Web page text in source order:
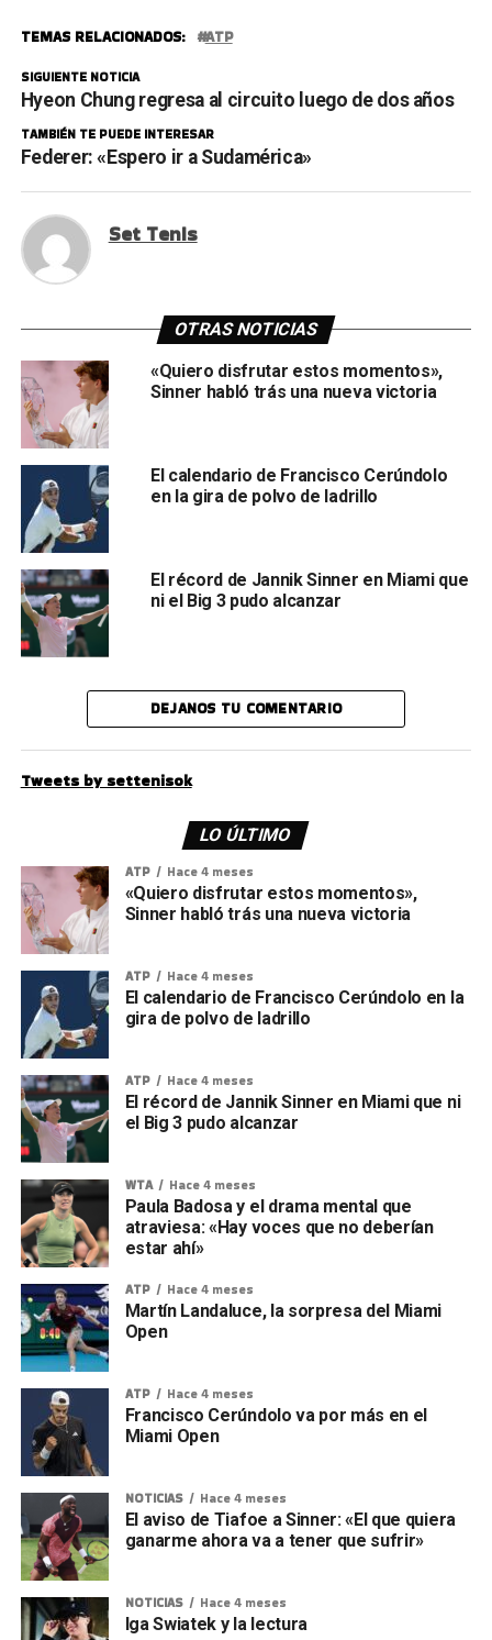
TEMAS RELACIONADOS: ATP
SIGUIENTE NOTICIA
Hyeon Chung regresa al circuito luego de dos años
TAMBIÉN TE PUEDE INTERESAR
Federer: «Espero ir a Sudamérica»
Set Tenis
OTRAS NOTICIAS
«Quiero disfrutar estos momentos»,
Sinner habló trás una nueva victoria
El calendario de Francisco Cerúndolo
en la gira de polvo de ladrillo
El récord de Jannik Sinner en Miami que
ni el Big 3 pudo alcanzar
DEJANOS TU COMENTARIO
Tweets by settenisok
LO ÚLTIMO
ATP Hace 4 meses
«Quiero disfrutar estos momentos»,
Sinner habló trás una nueva victoria
ATP Hace 4 meses
El calendario de Francisco Cerúndolo en la
gira de polvo de ladrillo
ATP Hace 4 meses
El récord de Jannik Sinner en Miami que ni
el Big 3 pudo alcanzar
WTA Hace 4 meses
Paula Badosa y el drama mental que
atraviesa: «Hay voces que no deberían
estar ahí»
ATP Hace 4 meses
Martín Landaluce, la sorpresa del Miami
Open
ATP Hace 4 meses
Francisco Cerúndolo va por más en el
Miami Open
NOTICIAS Hace 4 meses
El aviso de Tiafoe a Sinner: «El que quiera
ganarme ahora va a tener que sufrir»
NOTICIAS Hace 4 meses
Iga Swiatek y la lectura